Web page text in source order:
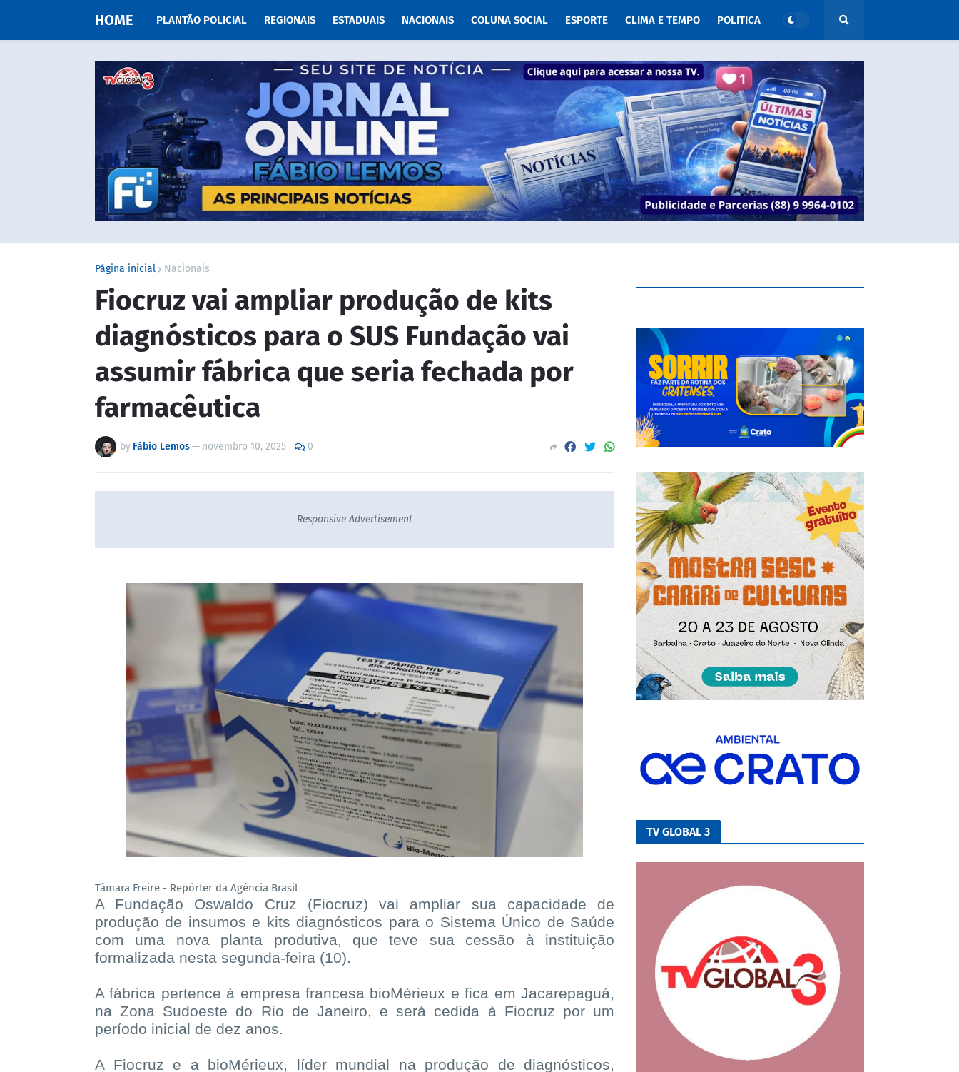
HOME PLANTÃO POLICIAL REGIONAIS ESTADUAIS NACIONAIS COLUNA SOCIAL ESPORTE CLIMA E TEMPO POLITICA
Página inicial Nacionais
Fiocruz vai ampliar produção de kits
diagnósticos para o SUS Fundação vai
assumir fábrica que seria fechada por
farmacêutica
by Fábio Lemos— novembro 10, 2025 0
Responsive Advertisement
Tâmara Freire - Repórter da Agência Brasil
A Fundação Oswaldo Cruz (Fiocruz) vai ampliar sua capacidade de
produção de insumos e kits diagnósticos para o Sistema Único de Saúde
com uma nova planta produtiva, que teve sua cessão à instituição
formalizada nesta segunda-feira (10).
A fábrica pertence à empresa francesa bioMèrieux e fica em Jacarepaguá,
na Zona Sudoeste do Rio de Janeiro, e será cedida à Fiocruz por um
período inicial de dez anos.
A Fiocruz e a bioMérieux, líder mundial na produção de diagnósticos,
TV GLOBAL 3